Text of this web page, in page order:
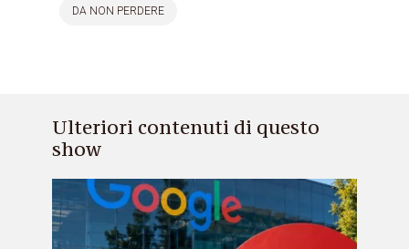
DA NON PERDERE
Ulteriori contenuti di questo
show